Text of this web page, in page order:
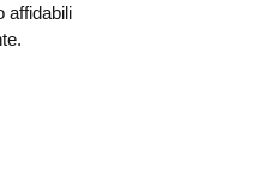
affidabili